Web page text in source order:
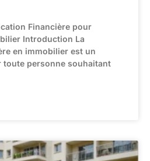
Financière pour
Introduction La
en immobilier est un
toute personne souhaitant